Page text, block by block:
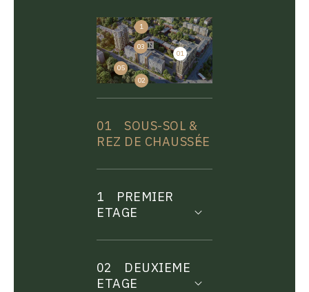
01
1
02
03
04
05
01
SOUS-SOL &
REZ DE CHAUSSÉE
1
PREMIER
ETAGE
02
DEUXIEME
ETAGE